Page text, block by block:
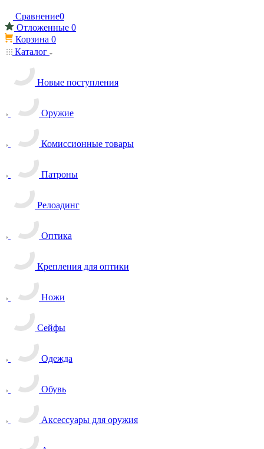
Сравнение0
Отложенные 0
Корзина 0
Каталог
Новые поступления
Оружие
Комиссионные товары
Патроны
Релоадинг
Оптика
Крепления для оптики
Ножи
Сейфы
Одежда
Обувь
Аксессуары для оружия